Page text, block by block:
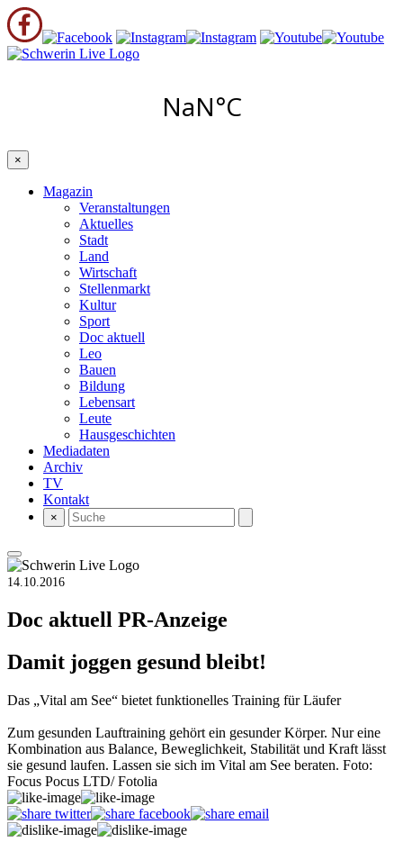
×
Magazin
Veranstaltungen
Aktuelles
Stadt
Land
Wirtschaft
Stellenmarkt
Kultur
Sport
Doc aktuell
Leo
Bauen
Bildung
Lebensart
Leute
Hausgeschichten
Mediadaten
Archiv
TV
Kontakt
×
14.10.2016
Doc aktuell PR-Anzeige
Damit joggen gesund bleibt!
Das „Vital am See“ bietet funktionelles Training für Läufer
Zum gesunden Lauftraining gehört ein gesunder Körper. Nur eine
Kombination aus Balance, Beweglichkeit, Stabilität und Kraft lässt
sie gesund laufen. Lassen sie sich im Vital am See beraten. Foto:
Focus Pocus LTD/ Fotolia